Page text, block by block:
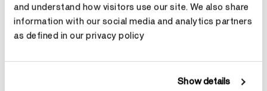
and understand how visitors use our site. We also share
information with our social media and analytics partners
as defined in our privacy policy
Show details
預約鑑賞